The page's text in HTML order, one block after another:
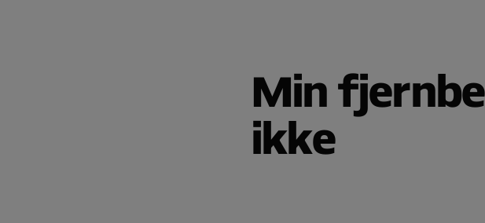
Min
ikke